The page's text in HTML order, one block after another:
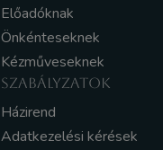
Előadóknak
Önkénteseknek
Kézműveseknek
SZABÁLYZATOK
Házirend
Adatkezelési kérések